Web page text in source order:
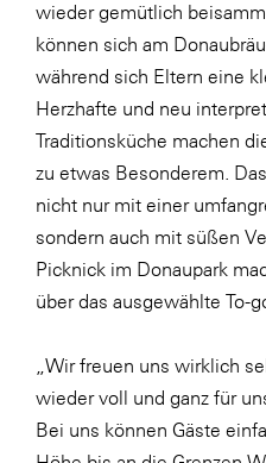
WK UBIT
Zühlke
Media
wieder gemütlich
können sich am
während sich Eltern eine
Herzhafte und neu
Traditionsküche machen
zu etwas Besonderem.
nicht nur mit einer
sondern auch mit süßen
Picknick im Donaupark
über das ausgewählte To-
„Wir freuen uns wirklich
wieder voll und ganz für
Bei uns können Gäste